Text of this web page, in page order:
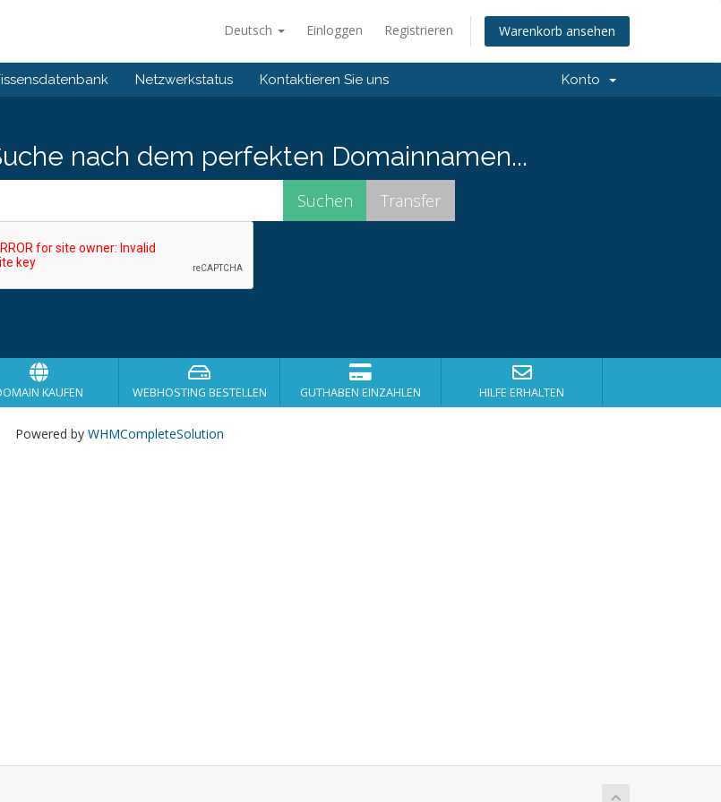
Deutsch Einloggen Registrieren Warenkorb ansehen
Netzwerkstatus Kontaktieren Sie uns Konto
nach dem perfekten Domainnamen...
KAUFEN WEBHOSTING BESTELLEN GUTHABEN EINZAHLEN HILFE ERHALTEN
Powered by WHMCompleteSolution